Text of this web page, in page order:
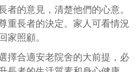
者的意見，清楚他們的心意。
重長者的決定。家人可看情況
家照顧。
擇合適安老院舍的大前提，必